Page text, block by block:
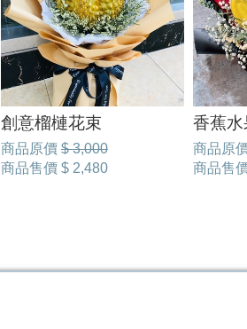
創意榴槤花束
商品原價 $ 3,000
商品售價 $ 2,480
香蕉
商品原
商品售